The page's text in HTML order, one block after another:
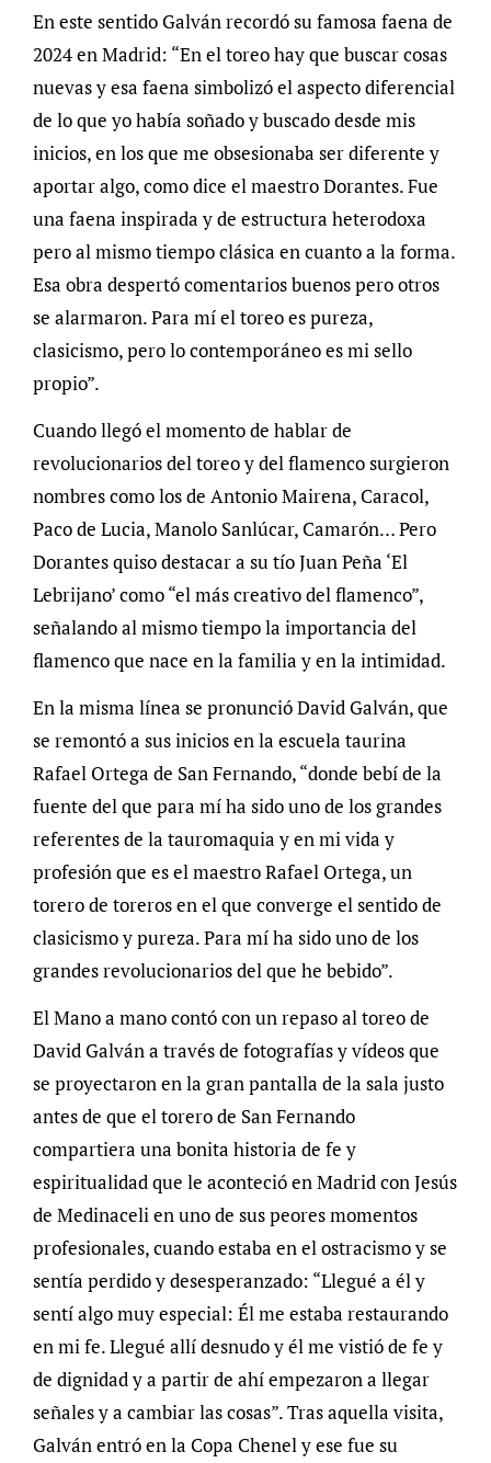
En este sentido Galván recordó su famosa faena de
2024 en Madrid: “En el toreo hay que buscar cosas
nuevas y esa faena simbolizó el aspecto diferencial
de lo que yo había soñado y buscado desde mis
inicios, en los que me obsesionaba ser diferente y
aportar algo, como dice el maestro Dorantes. Fue
una faena inspirada y de estructura heterodoxa
pero al mismo tiempo clásica en cuanto a la forma.
Esa obra despertó comentarios buenos pero otros
se alarmaron. Para mí el toreo es pureza,
clasicismo, pero lo contemporáneo es mi sello
propio”.
Cuando llegó el momento de hablar de
revolucionarios del toreo y del flamenco surgieron
nombres como los de Antonio Mairena, Caracol,
Paco de Lucia, Manolo Sanlúcar, Camarón… Pero
Dorantes quiso destacar a su tío Juan Peña ‘El
Lebrijano’ como “el más creativo del flamenco”,
señalando al mismo tiempo la importancia del
flamenco que nace en la familia y en la intimidad.
En la misma línea se pronunció David Galván, que
se remontó a sus inicios en la escuela taurina
Rafael Ortega de San Fernando, “donde bebí de la
fuente del que para mí ha sido uno de los grandes
referentes de la tauromaquia y en mi vida y
profesión que es el maestro Rafael Ortega, un
torero de toreros en el que converge el sentido de
clasicismo y pureza. Para mí ha sido uno de los
grandes revolucionarios del que he bebido”.
El Mano a mano contó con un repaso al toreo de
David Galván a través de fotografías y vídeos que
se proyectaron en la gran pantalla de la sala justo
antes de que el torero de San Fernando
compartiera una bonita historia de fe y
espiritualidad que le aconteció en Madrid con Jesús
de Medinaceli en uno de sus peores momentos
profesionales, cuando estaba en el ostracismo y se
sentía perdido y desesperanzado: “Llegué a él y
sentí algo muy especial: Él me estaba restaurando
en mi fe. Llegué allí desnudo y él me vistió de fe y
de dignidad y a partir de ahí empezaron a llegar
señales y a cambiar las cosas”. Tras aquella visita,
Galván entró en la Copa Chenel y ese fue su